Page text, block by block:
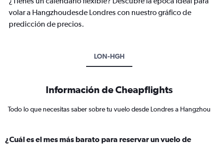
volar a Hangzhoudesde Londres con nuestro gráfico de
predicción de precios.
LON-HGH
Información de Cheapflights
Todo lo que necesitas saber sobre tu vuelo desde Londres a Hangzhou
¿Cuál es el mes más barato para reservar un vuelo de